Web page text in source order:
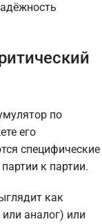
по
его
специфические
к партии.
как
аналог) или